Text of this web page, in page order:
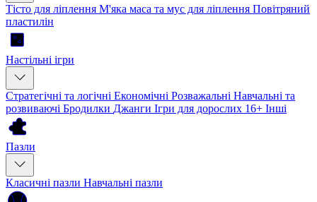
Тісто для ліплення М'яка маса та мус для ліплення Повітряний
пластилін
Настільні ігри
Стратегічні та логічні Економічні Розважальні Навчальні та
розвиваючі Бродилки Джанги Ігри для дорослих 16+ Інші
Пазли
Класичні пазли Навчальні пазли